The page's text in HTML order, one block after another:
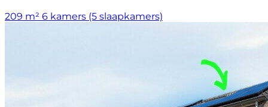
209 m² 6 kamers (5 slaapkamers)